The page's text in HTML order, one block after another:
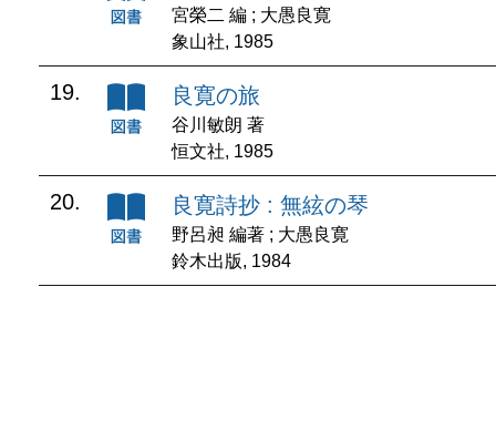
宮榮二 編 ; 大愚良寛
象山社, 1985
19. 良寛の旅
谷川敏朗 著
恒文社, 1985
20. 良寛詩抄 : 無絃の琴
野呂昶 編著 ; 大愚良寛
鈴木出版, 1984